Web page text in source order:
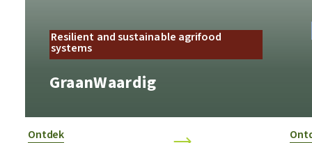
Resilient and sustainable agrifood
systems
GraanWaardig
Ontdek